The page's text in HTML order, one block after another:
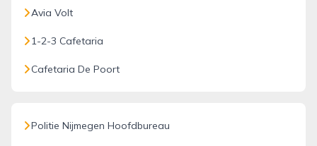
Avia Volt
1-2-3 Cafetaria
Cafetaria De Poort
Politie Nijmegen Hoofdbureau